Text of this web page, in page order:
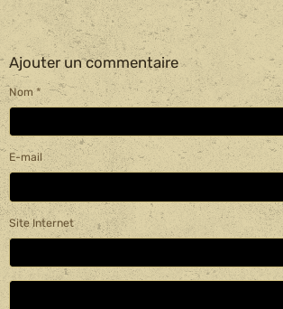
Ajouter un commentaire
Nom
E-mail
Site Internet